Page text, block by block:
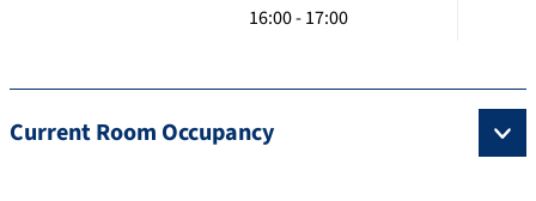
16:00 - 17:00
Current Room Occupancy